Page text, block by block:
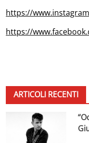
https://
https://
ARTICOLI RECENTI